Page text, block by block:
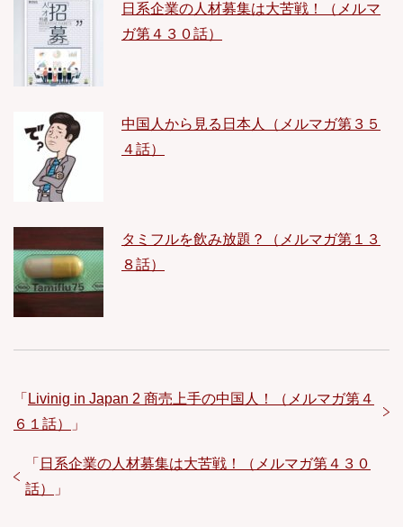
日系企業の人材募集は大苦戦！（メルマ
ガ第４３０話）
中国人から見る日本人（メルマガ第３５
４話）
タミフルを飲み放題？（メルマガ第１３
８話）
「 Livinig in Japan 2 商売上手の中国人！（メルマガ第４
６１話）
」
「 日系企業の人材募集は大苦戦！（メルマガ第４３０
話）
」